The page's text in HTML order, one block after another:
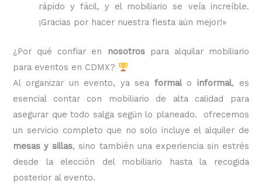
rápido y fácil, y el mobiliario se veía increíble.
¡Gracias por hacer nuestra fiesta aún mejor!»
¿Por qué confiar en nosotrospara alquilar mobiliario
para eventos en CDMX?
Al organizar un evento, ya sea formalo informal, es
esencial contar con mobiliario de alta calidad para
asegurar que todo salga según lo planeado. ofrecemos
un servicio completo que no solo incluye el alquiler de
mesas y sillas, sino también una experiencia sin estrés
desde la elección del mobiliario hasta la recogida
posterior al evento.